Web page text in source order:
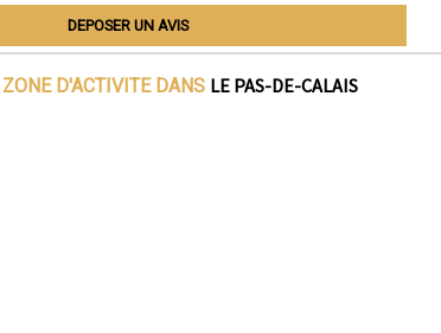
DEPOSER UN AVIS
ZONE D'ACTIVITE DANS LE PAS-DE-CALAIS